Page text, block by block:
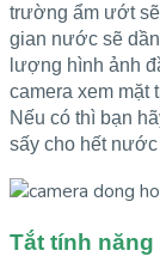
trường ẩm ướt
gian nước sẽ
lượng hình ảnh
camera xem mặt
Nếu có thì bạn
sấy cho hết nước
Tắt tính